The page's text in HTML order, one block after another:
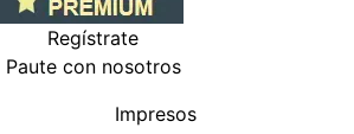
Regístrate
Paute con nosotros
Cine